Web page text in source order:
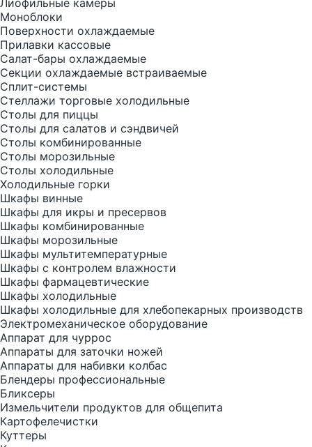
Лиофильные камеры
Моноблоки
Поверхности охлаждаемые
Прилавки кассовые
Салат-бары охлаждаемые
Секции охлаждаемые встраиваемые
Сплит-системы
Стеллажи торговые холодильные
Столы для пиццы
Столы для салатов и сэндвичей
Столы комбинированные
Столы морозильные
Столы холодильные
Холодильные горки
Шкафы винные
Шкафы для икры и пресервов
Шкафы комбинированные
Шкафы морозильные
Шкафы мультитемпературные
Шкафы с контролем влажности
Шкафы фармацевтические
Шкафы холодильные
Шкафы холодильные для хлебопекарных производств
Электрoмеханическое оборудование
Аппарат для чуррос
Аппараты для заточки ножей
Аппараты для набивки колбас
Блендеры профессиональные
Бликсеры
Измельчители продуктов для общепита
Картофелечистки
Куттеры